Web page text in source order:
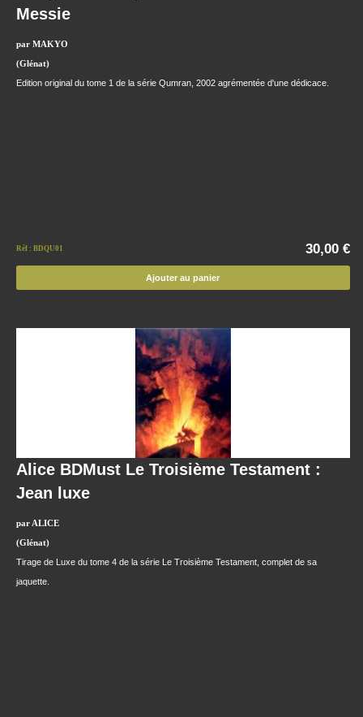
Messie
par MAKYO
(Glénat)
Edition original du tome 1 de la série Qumran, 2002 agrémentée d'une dédicace.
Réf : BDQU01 30,00 €
Ajouter au panier
Alice BDMust Le Troisième Testament :
Jean luxe
par ALICE
(Glénat)
Tirage de Luxe du tome 4 de la série Le Troisième Testament, complet de sa
jaquette.